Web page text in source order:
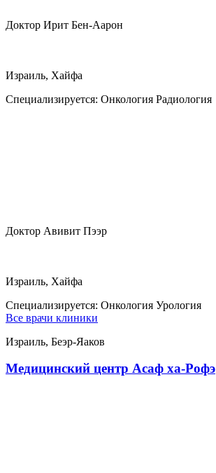
Доктор Ирит Бен-Аарон
Израиль, Хайфа
Специализируется: Онкология Радиология
Доктор Авивит Пээр
Израиль, Хайфа
Специализируется: Онкология Урология
Все врачи клиники
Израиль, Беэр-Яаков
Медицинский центр Асаф ха-Рофэ